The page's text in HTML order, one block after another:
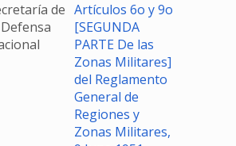
de Artículos 6o y 9o
[SEGUNDA
PARTE De las
Zonas Militares]
del Reglamento
General de
Regiones y
Zonas Militares,